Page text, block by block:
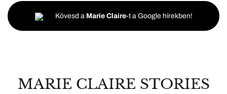
Kövesd a Marie Claire-t a Google hírekben!
MARIE CLAIRE STORIES